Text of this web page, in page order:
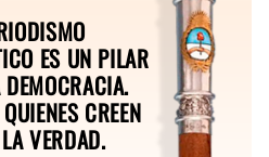
ES UN PILAR
CREEN
VERDAD.